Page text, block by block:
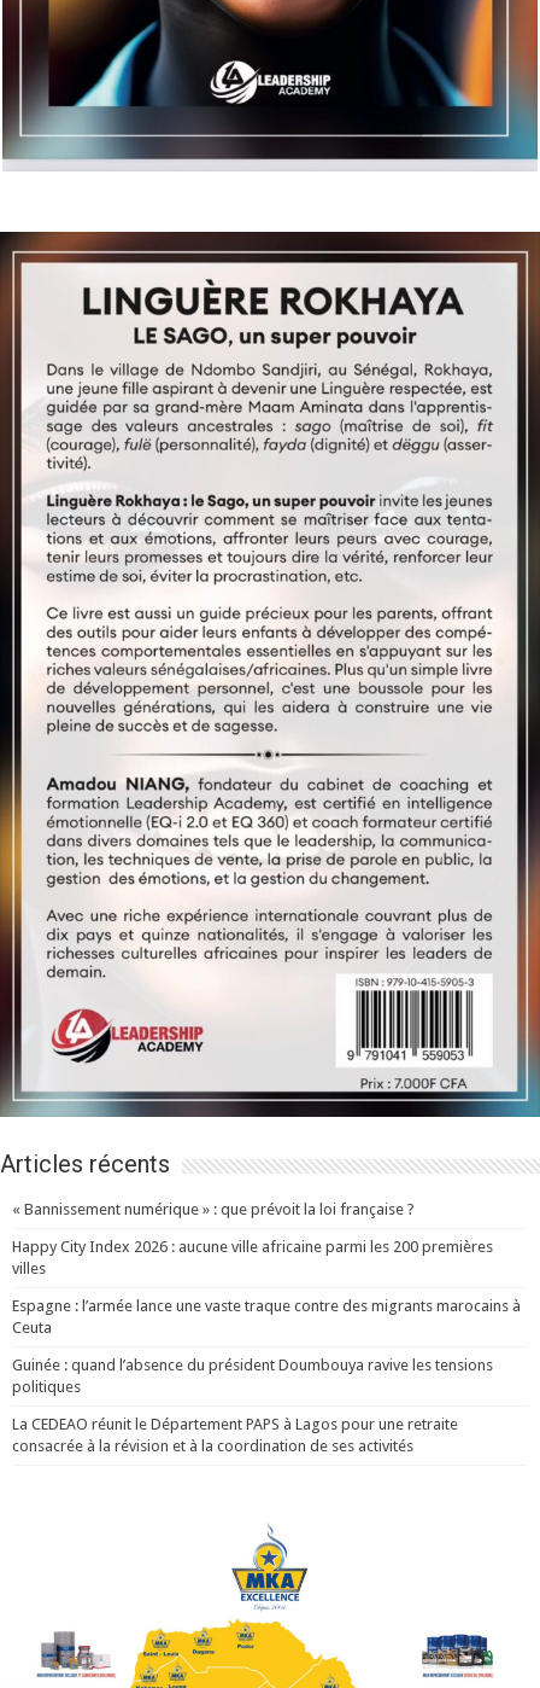
Articles récents
« Bannissement numérique » : que prévoit la loi française ?
Happy City Index 2026 : aucune ville africaine parmi les 200 premières
villes
Espagne : l’armée lance une vaste traque contre des migrants marocains à
Ceuta
Guinée : quand l’absence du président Doumbouya ravive les tensions
politiques
La CEDEAO réunit le Département PAPS à Lagos pour une retraite
consacrée à la révision et à la coordination de ses activités